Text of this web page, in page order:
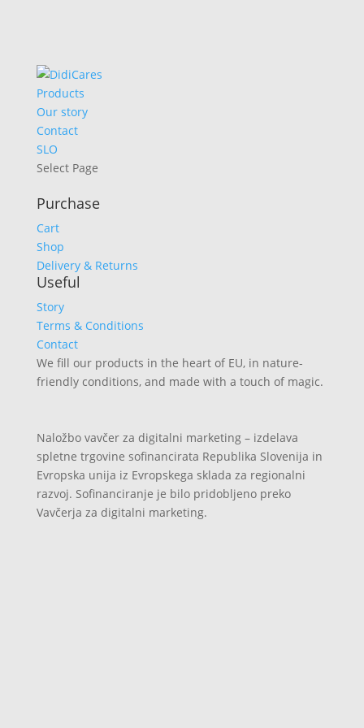
Products
Our story
Contact
SLO
Select Page
Purchase
Cart
Shop
Delivery & Returns
Useful
Story
Terms & Conditions
Contact
We fill our products in the heart of EU, in nature-
friendly conditions, and made with a touch of magic.
Naložbo vavčer za digitalni marketing – izdelava
spletne trgovine sofinancirata Republika Slovenija in
Evropska unija iz Evropskega sklada za regionalni
razvoj. Sofinanciranje je bilo pridobljeno preko
Vavčerja za digitalni marketing.